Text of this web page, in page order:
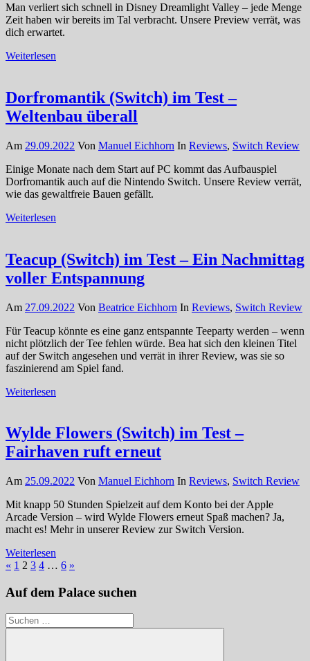
Man verliert sich schnell in Disney Dreamlight Valley – jede Menge
Zeit haben wir bereits im Tal verbracht. Unsere Preview verrät, was
dich erwartet.
Weiterlesen
Dorfromantik (Switch) im Test –
Weltenbau überall
Am 29.09.2022 Von Manuel Eichhorn In Reviews, Switch Review
Einige Monate nach dem Start auf PC kommt das Aufbauspiel
Dorfromantik auch auf die Nintendo Switch. Unsere Review verrät,
wie das gewaltfreie Bauen gefällt.
Weiterlesen
Teacup (Switch) im Test – Ein Nachmittag
voller Entspannung
Am 27.09.2022 Von Beatrice Eichhorn In Reviews, Switch Review
Für Teacup könnte es eine ganz entspannte Teeparty werden – wenn
nicht plötzlich der Tee fehlen würde. Bea hat sich den kleinen Titel
auf der Switch angesehen und verrät in ihrer Review, was sie so
faszinierend am Spiel fand.
Weiterlesen
Wylde Flowers (Switch) im Test –
Fairhaven ruft erneut
Am 25.09.2022 Von Manuel Eichhorn In Reviews, Switch Review
Mit knapp 50 Stunden Spielzeit auf dem Konto bei der Apple
Arcade Version – wird Wylde Flowers erneut Spaß machen? Ja,
macht es! Mehr in unserer Review zur Switch Version.
Weiterlesen
Seitennummerierung
der
« Vorherige
1 2 3 4 … 6 Nächste
»
Auf dem Palace suchen
Suchen
nach: